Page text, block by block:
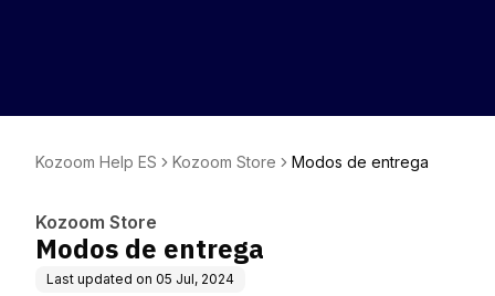
Kozoom Help ES Kozoom Store Modos de entrega
Kozoom Store
Modos de entrega
Last updated on 05 Jul, 2024